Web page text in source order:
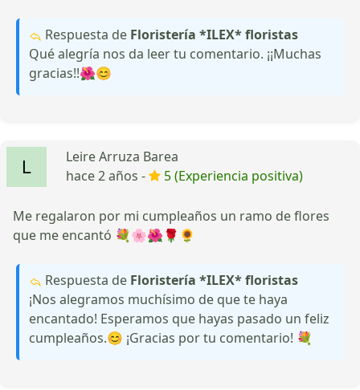
Respuesta de Floristería *ILEX* floristas
Qué alegría nos da leer tu comentario. ¡¡Muchas
gracias!!🌺😊
Leire Arruza Barea
hace 2 años -
5 (Experiencia positiva)
Me regalaron por mi cumpleaños un ramo de flores
que me encantó 💐🌸🌺🌹🌻
Respuesta de Floristería *ILEX* floristas
¡Nos alegramos muchísimo de que te haya
encantado! Esperamos que hayas pasado un feliz
cumpleaños.😊 ¡Gracias por tu comentario! 💐